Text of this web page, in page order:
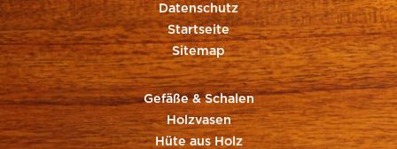
Datenschutz
Startseite
Sitemap
Gefäße & Schalen
Holzvasen
Hüte aus Holz